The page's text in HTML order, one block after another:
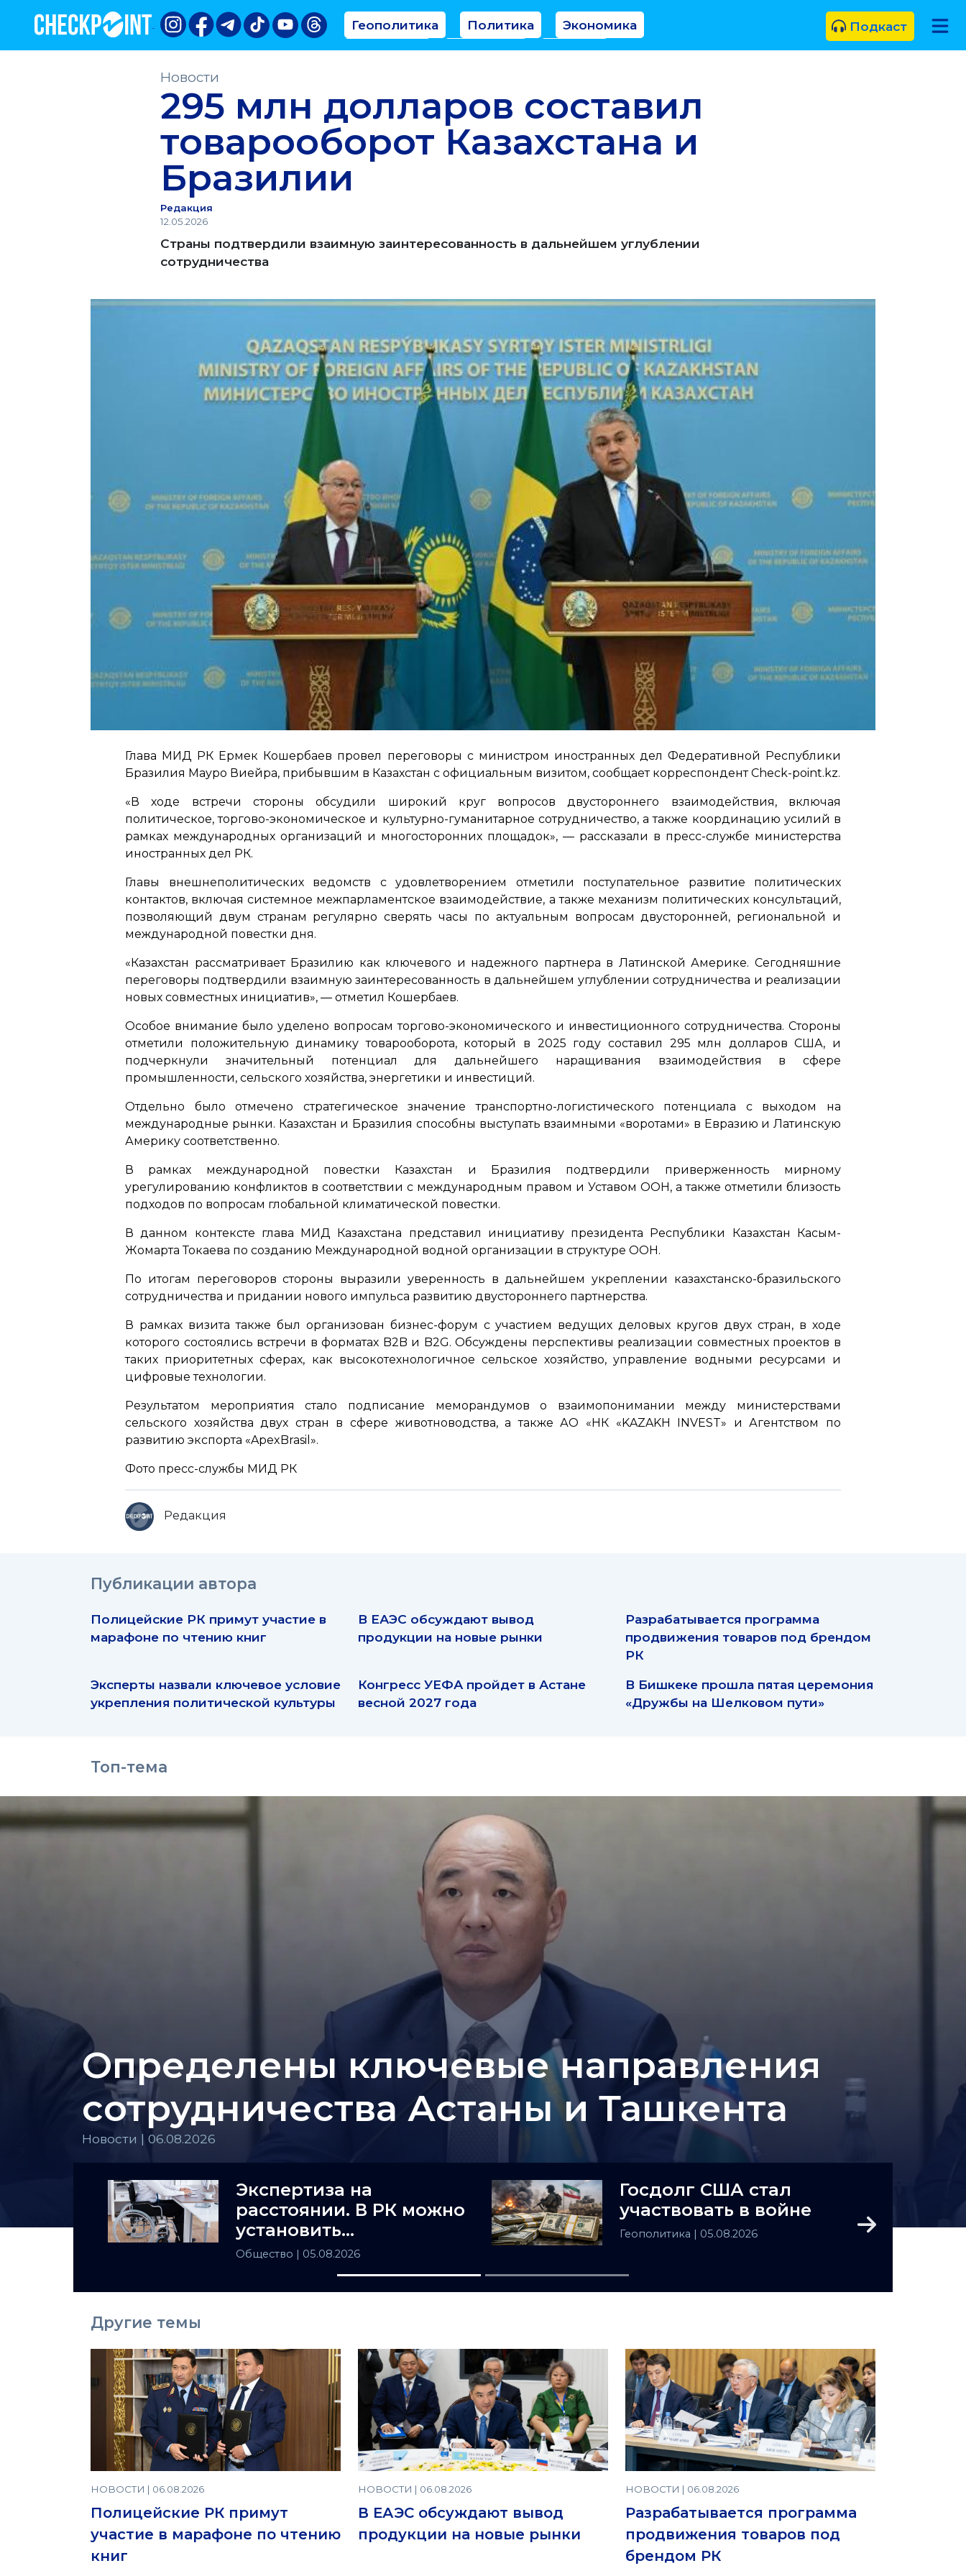
Геополитика Политика
Экономика
Аналитика
Интервью Мнение
Подкаст
Новости
295 млн долларов составил
товарооборот Казахстана и
Бразилии
Редакция
12.05.2026
Страны подтвердили взаимную заинтересованность в дальнейшем углублении
сотрудничества
Глава МИД РК Ермек Кошербаев провел переговоры с министром иностранных дел Федеративной Республики
Бразилия Мауро Виейра, прибывшим в Казахстан с официальным визитом, сообщает корреспондент Check-point.kz.
«В ходе встречи стороны обсудили широкий круг вопросов двустороннего взаимодействия, включая
политическое, торгово-экономическое и культурно-гуманитарное сотрудничество, а также координацию усилий в
рамках международных организаций и многосторонних площадок», — рассказали в пресс-службе министерства
иностранных дел РК.
Главы внешнеполитических ведомств с удовлетворением отметили поступательное развитие политических
контактов, включая системное межпарламентское взаимодействие, а также механизм политических консультаций,
позволяющий двум странам регулярно сверять часы по актуальным вопросам двусторонней, региональной и
международной повестки дня.
«Казахстан рассматривает Бразилию как ключевого и надежного партнера в Латинской Америке. Сегодняшние
переговоры подтвердили взаимную заинтересованность в дальнейшем углублении сотрудничества и реализации
новых совместных инициатив», — отметил Кошербаев.
Особое внимание было уделено вопросам торгово-экономического и инвестиционного сотрудничества. Стороны
отметили положительную динамику товарооборота, который в 2025 году составил 295 млн долларов США, и
подчеркнули значительный потенциал для дальнейшего наращивания взаимодействия в сфере
промышленности, сельского хозяйства, энергетики и инвестиций.
Отдельно было отмечено стратегическое значение транспортно-логистического потенциала с выходом на
международные рынки. Казахстан и Бразилия способны выступать взаимными «воротами» в Евразию и Латинскую
Америку соответственно.
В рамках международной повестки Казахстан и Бразилия подтвердили приверженность мирному
урегулированию конфликтов в соответствии с международным правом и Уставом ООН, а также отметили близость
подходов по вопросам глобальной климатической повестки.
В данном контексте глава МИД Казахстана представил инициативу президента Республики Казахстан Касым-
Жомарта Токаева по созданию Международной водной организации в структуре ООН.
По итогам переговоров стороны выразили уверенность в дальнейшем укреплении казахстанско-бразильского
сотрудничества и придании нового импульса развитию двустороннего партнерства.
В рамках визита также был организован бизнес-форум с участием ведущих деловых кругов двух стран, в ходе
которого состоялись встречи в форматах B2B и B2G. Обсуждены перспективы реализации совместных проектов в
таких приоритетных сферах, как высокотехнологичное сельское хозяйство, управление водными ресурсами и
цифровые технологии.
Результатом мероприятия стало подписание меморандумов о взаимопонимании между министерствами
сельского хозяйства двух стран в сфере животноводства, а также АО «НК «KAZAKH INVEST» и Агентством по
развитию экспорта «ApexBrasil».
Фото пресс-службы МИД РК
Редакция
Публикации автора
Полицейские РК примут участие в
марафоне по чтению книг
В ЕАЭС обсуждают вывод
продукции на новые рынки
Разрабатывается программа
продвижения товаров под брендом
РК
Эксперты назвали ключевое условие
укрепления политической культуры
Конгресс УЕФА пройдет в Астане
весной 2027 года
В Бишкеке прошла пятая церемония
«Дружбы на Шелковом пути»
Топ-тема
Определены ключевые направления
сотрудничества Астаны и Ташкента
Новости | 06.08.2026
Экспертиза на
расстоянии. В РК можно
установить
инвалидность заочно
Общество | 05.08.2026
Госдолг США стал
участвовать в войне
Геополитика | 05.08.2026 Next
Другие темы
НОВОСТИ | 06.08.2026
Полицейские РК примут
участие в марафоне по чтению
книг
НОВОСТИ | 06.08.2026
В ЕАЭС обсуждают вывод
продукции на новые рынки
НОВОСТИ | 06.08.2026
Разрабатывается программа
продвижения товаров под
брендом РК